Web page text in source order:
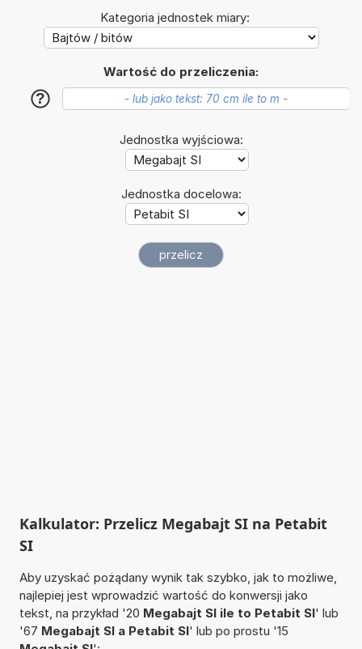
Kategoria jednostek miary:
Wartość do przeliczenia:
?
Jednostka wyjściowa:
Jednostka docelowa:
Kalkulator: Przelicz Megabajt SI na Petabit
SI
Aby uzyskać pożądany wynik tak szybko, jak to możliwe,
najlepiej jest wprowadzić wartość do konwersji jako
tekst, na przykład '20 Megabajt SI ile to Petabit SI' lub
'67 Megabajt SI a Petabit SI' lub po prostu '15